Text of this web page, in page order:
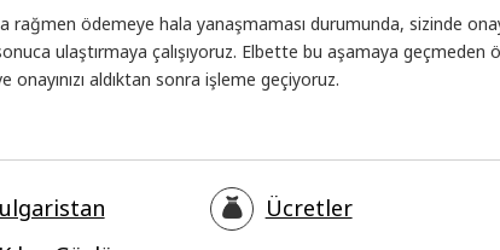
ödemeye hala yanaşmaması durumunda, sizinde
ulaştırmaya çalışıyoruz. Elbette bu aşamaya geçmeden
aldıktan sonra işleme geçiyoruz.
Ücretler